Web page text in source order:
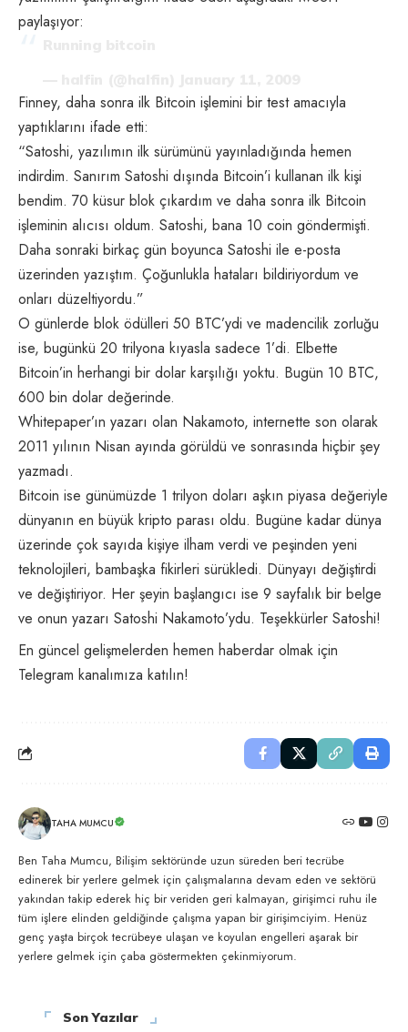
paylaşıyor:
Finney, daha sonra ilk Bitcoin işlemini bir test amacıyla
yaptıklarını ifade etti:
“Satoshi, yazılımın ilk sürümünü yayınladığında hemen
indirdim. Sanırım Satoshi dışında Bitcoin’i kullanan ilk kişi
bendim. 70 küsur blok çıkardım ve daha sonra ilk Bitcoin
işleminin alıcısı oldum. Satoshi, bana 10 coin göndermişti.
Daha sonraki birkaç gün boyunca Satoshi ile e-posta
üzerinden yazıştım. Çoğunlukla hataları bildiriyordum ve
onları düzeltiyordu.”
O günlerde blok ödülleri 50 BTC’ydi ve madencilik zorluğu
ise, bugünkü 20 trilyona kıyasla sadece 1’di. Elbette
Bitcoin’in herhangi bir dolar karşılığı yoktu. Bugün 10 BTC,
600 bin dolar değerinde.
Whitepaper’ın yazarı olan Nakamoto, internette son olarak
2011 yılının Nisan ayında görüldü ve sonrasında hiçbir şey
yazmadı.
Bitcoin ise günümüzde 1 trilyon doları aşkın piyasa değeriyle
dünyanın en büyük kripto parası oldu. Bugüne kadar dünya
üzerinde çok sayıda kişiye ilham verdi ve peşinden yeni
teknolojileri, bambaşka fikirleri sürükledi. Dünyayı değiştirdi
ve değiştiriyor. Her şeyin başlangıcı ise 9 sayfalık bir belge
ve onun yazarı Satoshi Nakamoto’ydu. Teşekkürler Satoshi!
En güncel gelişmelerden hemen haberdar olmak için
Telegram kanalımıza katılın!
TAHA MUMCU
Ben Taha Mumcu, Bilişim sektöründe uzun süreden beri tecrübe
edinerek bir yerlere gelmek için çalışmalarına devam eden ve sektörü
yakından takip ederek hiç bir veriden geri kalmayan, girişimci ruhu ile
tüm işlere elinden geldiğinde çalışma yapan bir girişimciyim. Henüz
genç yaşta birçok tecrübeye ulaşan ve koyulan engelleri aşarak bir
yerlere gelmek için çaba göstermekten çekinmiyorum.
Son Yazılar